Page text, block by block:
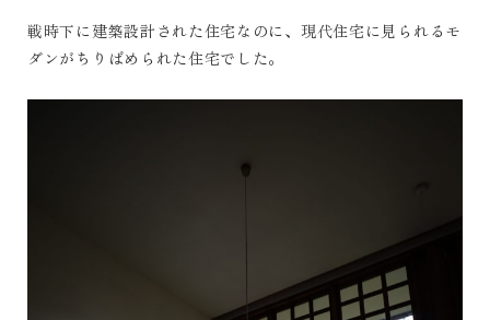
戦時下に建築設計された住宅なのに、現代住宅に見られるモ
ダンがちりばめられた住宅でした。